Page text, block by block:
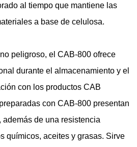
al tiempo que mantiene las
a base de celulosa.
peligroso, el CAB-800 ofrece
durante el almacenamiento y el
con los productos CAB
con CAB-800 presentan
además de una resistencia
químicos, aceites y grasas. Sirve